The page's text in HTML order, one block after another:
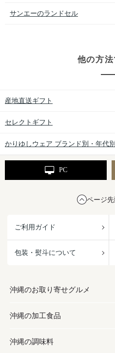
サンエーのランドセル
他の方
産地直送ギフト
セレクトギフト
かりゆしウェア ブランド別・年代別
PC
ページ
ご利用ガイド
包装・熨斗について
沖縄のお取り寄せグルメ
お取り寄せグルメ
フルーツ・野菜
沖縄の加工食品
加工食品
沖縄の調味料